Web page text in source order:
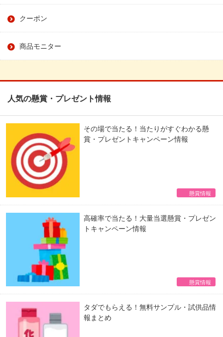
クーポン
商品モニター
人気の懸賞・プレゼント情報
その場で当たる！当たりがすぐわかる懸
賞・プレゼントキャンペーン情報
懸賞情報
高確率で当たる！大量当選懸賞・プレゼン
トキャンペーン情報
懸賞情報
タダでもらえる！無料サンプル・試供品情
報まとめ